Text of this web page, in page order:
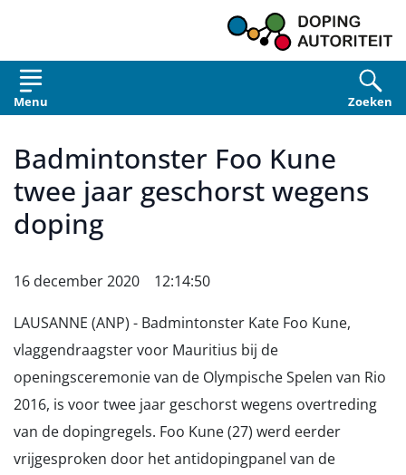
Menu Zoeken
Badmintonster Foo Kune
twee jaar geschorst wegens
doping
16 december 2020 12:14:50
LAUSANNE (ANP) - Badmintonster Kate Foo Kune,
vlaggendraagster voor Mauritius bij de
openingsceremonie van de Olympische Spelen van Rio
2016, is voor twee jaar geschorst wegens overtreding
van de dopingregels. Foo Kune (27) werd eerder
vrijgesproken door het antidopingpanel van de